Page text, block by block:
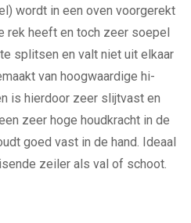
wordt in een oven voorgerekt
rek heeft en toch zeer soepel
splitsen en valt niet uit elkaar
van hoogwaardige hi-
is hierdoor zeer slijtvast en
zeer hoge houdkracht in de
goed vast in de hand. Ideaal
zeiler als val of schoot.